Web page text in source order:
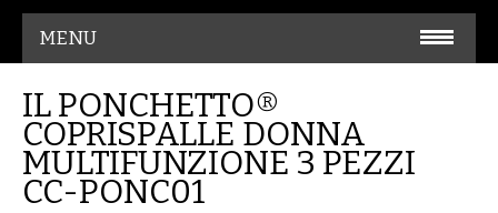
MENU
CARNEVALE/ COSPLAY
ACCESSORI
BAMBINA
IL PONCHETTO®
COPRISPALLE DONNA
MULTIFUNZIONE 3 PEZZI
CC-PONC01